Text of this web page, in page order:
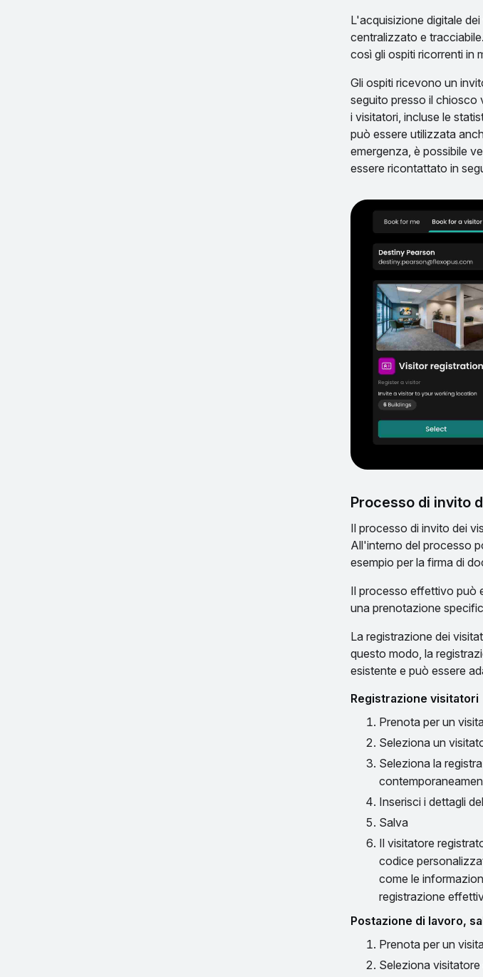
L'acquisizione digitale
centralizzato e
così gli ospiti ricorrenti in
Gli ospiti ricevono un
seguito presso il chiosco
i visitatori, incluse le
può essere utilizzata
emergenza, è possibile
essere ricontattato in
Processo di invito
Il processo di invito dei
All'interno del processo
esempio per la firma di
Il processo effettivo può
una prenotazione
La registrazione dei
questo modo, la
esistente e può essere
Registrazione visitatori
Prenota per un
Seleziona un
Seleziona la
Inserisci i dettagli
Salva
Il visitatore
codice
come le
registrazione
Postazione di lavoro,
Prenota per un
Seleziona